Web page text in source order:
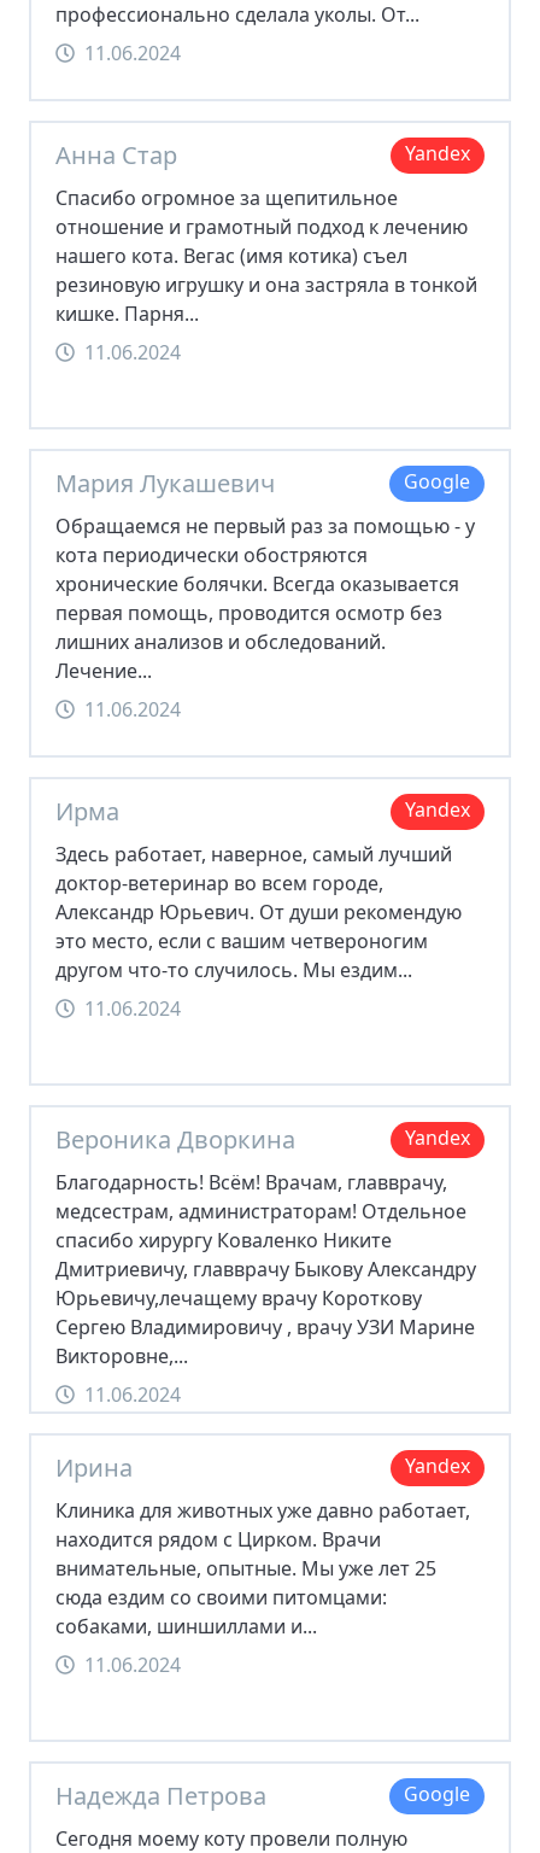
профессионально сделала уколы. От...
11.06.2024
Анна Стар
Yandex
Спасибо огромное за щепитильное
отношение и грамотный подход к лечению
нашего кота. Вегас (имя котика) съел
резиновую игрушку и она застряла в тонкой
кишке. Парня...
11.06.2024
Мария Лукашевич
Google
Обращаемся не первый раз за помощью - у
кота периодически обостряются
хронические болячки. Всегда оказывается
первая помощь, проводится осмотр без
лишних анализов и обследований.
Лечение...
11.06.2024
Ирма
Yandex
Здесь работает, наверное, самый лучший
доктор-ветеринар во всем городе,
Александр Юрьевич. От души рекомендую
это место, если с вашим четвероногим
другом что-то случилось. Мы ездим...
11.06.2024
Вероника Дворкина
Yandex
Благодарность! Всём! Врачам, главврачу,
медсестрам, администраторам! Отдельное
спасибо хирургу Коваленко Никите
Дмитриевичу, главврачу Быкову Александру
Юрьевичу,лечащему врачу Короткову
Сергею Владимировичу , врачу УЗИ Марине
Викторовне,...
11.06.2024
Ирина
Yandex
Клиника для животных уже давно работает,
находится рядом с Цирком. Врачи
внимательные, опытные. Мы уже лет 25
сюда ездим со своими питомцами:
собаками, шиншиллами и...
11.06.2024
Надежда Петрова
Google
Сегодня моему коту провели полную